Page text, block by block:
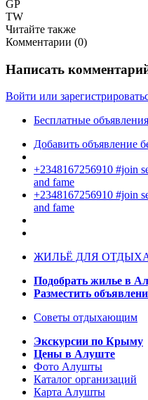
GP
TW
Читайте также
Комментарии (0)
Написать
Войти или
Бесплатные объявления
Добавить объявление
+2348167256910 #join
and fame
+2348167256910 #join
and fame
ЖИЛЬЁ ДЛЯ
Подобрать жилье в
Разместить
Советы отдыхающим
Экскурсии по Крыму
Цены в Алуште
Фото Алушты
Каталог организаций
Карта Алушты